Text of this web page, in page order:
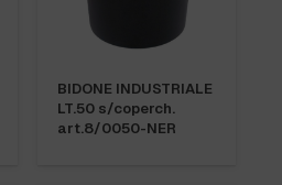
BIDONE INDUSTRIALE
LT.50 s/coperch.
art.8/0050-NER